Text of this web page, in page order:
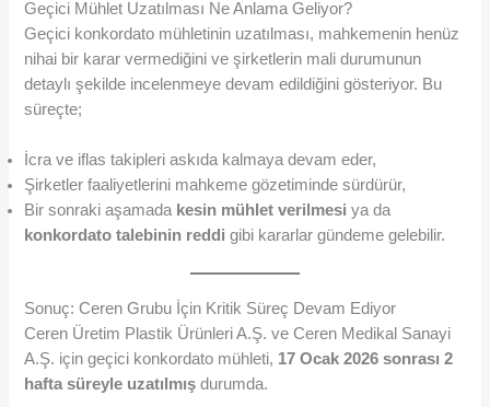
Geçici Mühlet Uzatılması Ne Anlama Geliyor?
Geçici konkordato mühletinin uzatılması, mahkemenin henüz
nihai bir karar vermediğini ve şirketlerin mali durumunun
detaylı şekilde incelenmeye devam edildiğini gösteriyor. Bu
süreçte;
İcra ve iflas takipleri askıda kalmaya devam eder,
Şirketler faaliyetlerini mahkeme gözetiminde sürdürür,
Bir sonraki aşamada kesin mühlet verilmesi ya da
konkordato talebinin reddi gibi kararlar gündeme gelebilir.
Sonuç: Ceren Grubu İçin Kritik Süreç Devam Ediyor
Ceren Üretim Plastik Ürünleri A.Ş. ve Ceren Medikal Sanayi
A.Ş. için geçici konkordato mühleti, 17 Ocak 2026 sonrası 2
hafta süreyle uzatılmış durumda.